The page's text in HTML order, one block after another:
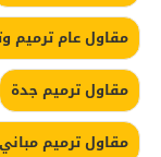
مقاول عام
مقاول ترميم جدة
مقاول ترميم